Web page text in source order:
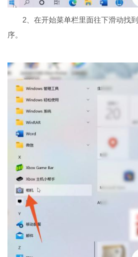
2、在开始菜单栏里面往下滑动找到
序。